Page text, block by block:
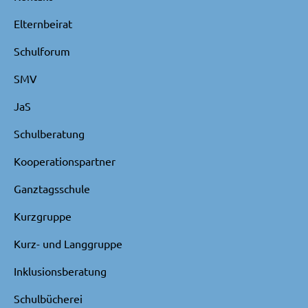
Elternbeirat
Schulforum
SMV
JaS
Schulberatung
Kooperationspartner
Ganztagsschule
Kurzgruppe
Kurz- und Langgruppe
Inklusionsberatung
Schulbücherei